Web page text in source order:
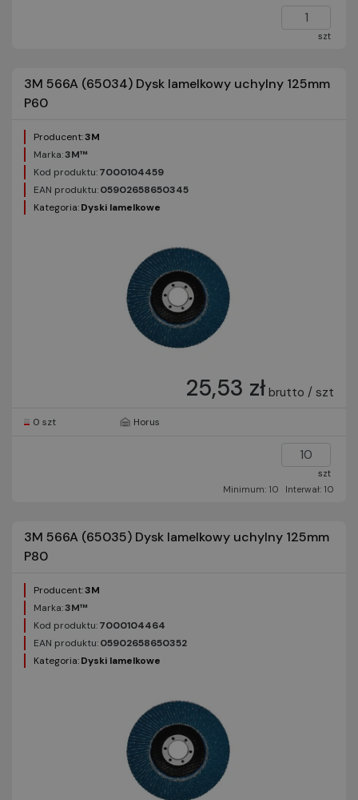
szt
3M 566A (65034) Dysk lamelkowy uchylny 125mm
P60
Producent:3M
Marka:3M™
Kod produktu:7000104459
EAN produktu:05902658650345
Kategoria:Dyski lamelkowe
25,53 zł brutto / szt
0 szt Horus
szt
Minimum: 10
Interwał: 10
3M 566A (65035) Dysk lamelkowy uchylny 125mm
P80
Producent:3M
Marka:3M™
Kod produktu:7000104464
EAN produktu:05902658650352
Kategoria:Dyski lamelkowe